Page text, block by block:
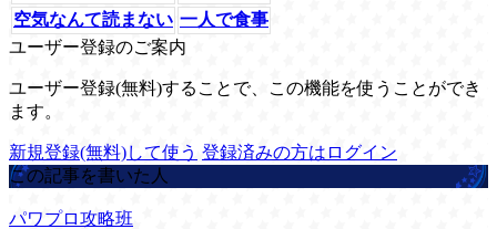
空気なんて読まない 一人で食事
ユーザー登録のご案内
ユーザー登録(無料)することで、この機能を使うことができ
ます。
新規登録(無料)して使う 登録済みの方はログイン
この記事を書いた人
パワプロ攻略班